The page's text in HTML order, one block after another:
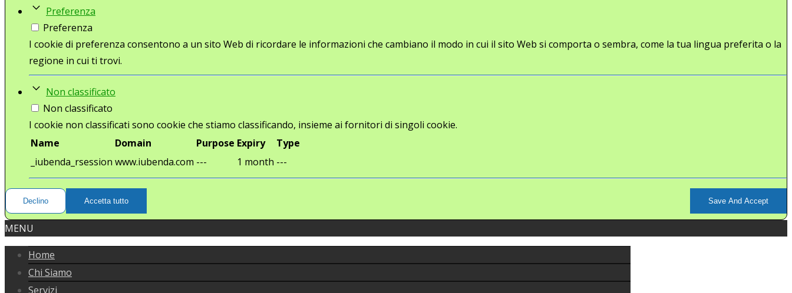
Preferenza
Preferenza
I cookie di preferenza consentono a un sito Web di ricordare le informazioni che cambiano il modo in cui il sito Web si comporta o sembra, come la tua lingua preferita o la
regione in cui ti trovi.
Non classificato
Non classificato
I cookie non classificati sono cookie che stiamo classificando, insieme ai fornitori di singoli cookie.
Name
Domain Purpose Expiry
Type
_iubenda_rsession www.iubenda.com --- 1 month ---
Declino Accetta tutto Save And Accept
MENU
Home
Chi Siamo
Servizi